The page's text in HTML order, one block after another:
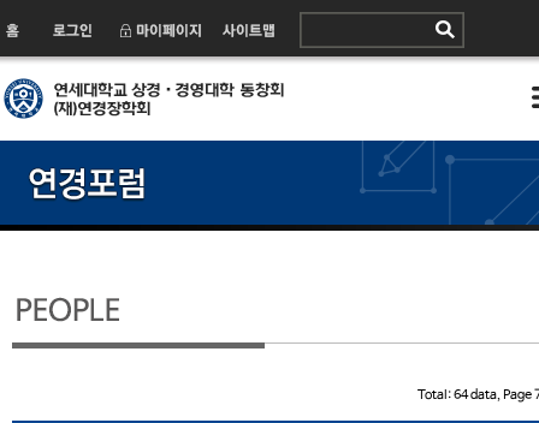
Total: 64 data, Page